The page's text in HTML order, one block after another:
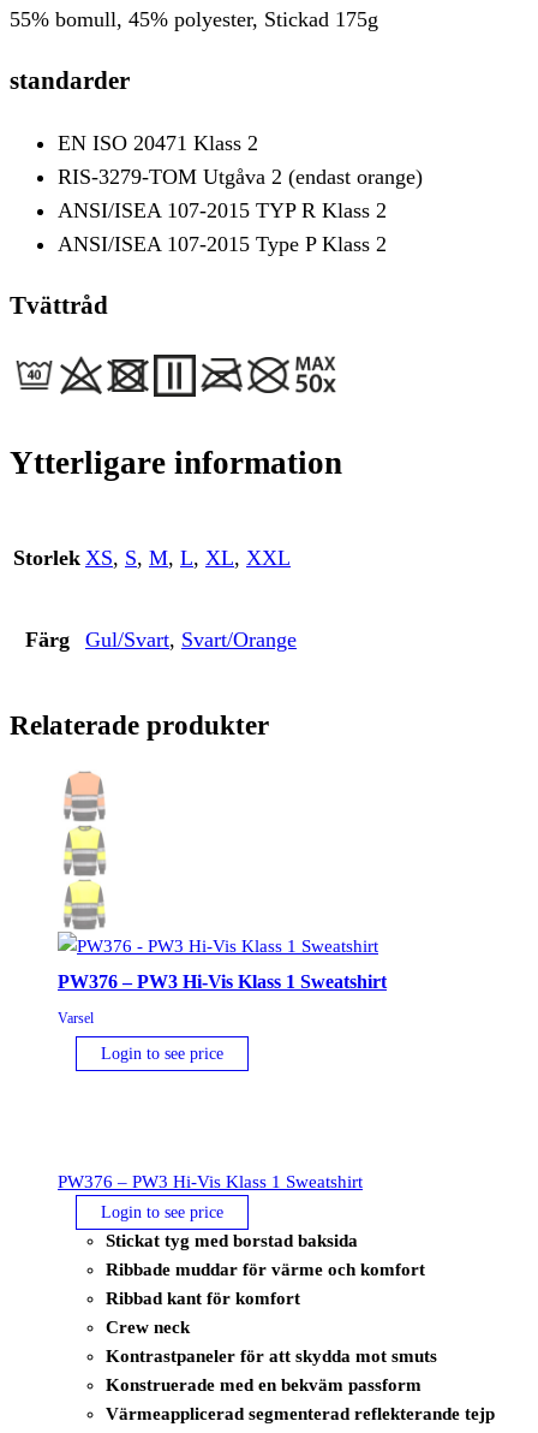
55% bomull, 45% polyester, Stickad 175g
standarder
EN ISO 20471 Klass 2
RIS-3279-TOM Utgåva 2 (endast orange)
ANSI/ISEA 107-2015 TYP R Klass 2
ANSI/ISEA 107-2015 Type P Klass 2
Tvättråd
Ytterligare information
Storlek XS, S, M, L, XL, XXL
Färg Gul/Svart, Svart/Orange
Relaterade produkter
PW376 – PW3 Hi-Vis Klass 1 Sweatshirt
Varsel
Login to see price
PW376 – PW3 Hi-Vis Klass 1 Sweatshirt
Login to see price
Stickat tyg med borstad baksida
Ribbade muddar för värme och komfort
Ribbad kant för komfort
Crew neck
Kontrastpaneler för att skydda mot smuts
Konstruerade med en bekväm passform
Värmeapplicerad segmenterad reflekterande tejp